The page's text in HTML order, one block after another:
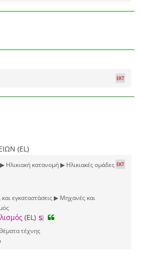
(EL)
Ηλικιακή κατανομή ▶ Ηλικιακές ομάδες
εγκαταστάσεις ▶ Μηχανές και
(EL)
τέχνης